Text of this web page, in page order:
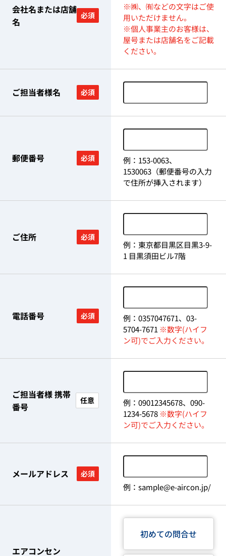
会社名または店舗
名
必須
※㈱、㈲などの文字はご使
用いただけません。
※個人事業主のお客様は、
屋号または店舗名をご記載
ください。
ご担当者様名 必須
郵便番号 必須
例：153-0063、
1530063（郵便番号の入力
で住所が挿入されます）
ご住所 必須
例：東京都目黒区目黒3-9-
1 目黒須田ビル7階
電話番号 必須
例：0357047671、03-
5704-7671 ※数字(ハイフ
ン可)でご入力ください。
ご担当者様 携帯
番号
任意
例：09012345678、090-
1234-5678 ※数字(ハイフ
ン可)でご入力ください。
メールアドレス 必須
例：sample@e-aircon.jp/
エアコンセン
初めての問合せ